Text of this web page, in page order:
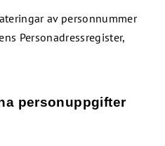
av personnummer
Personadressregister,
personuppgifter